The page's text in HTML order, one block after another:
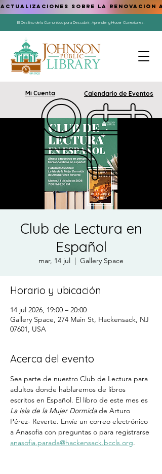
El Destino de la Comunidad para Descubrir, Aprender y Hacer Conexiones.
Mi Cuenta Calendario de Eventos
ACTUALIZACIONES SOBRE LA RENOVACIÓN
Club de Lectura en
Español
mar, 14 jul
  |
Gallery Space
Horario y ubicación
14 jul 2026, 19:00 – 20:00
Gallery Space, 274 Main St, Hackensack, NJ
07601, USA
Acerca del evento
Sea parte de nuestro Club de Lectura para
adultos donde hablaremos de libros
escritos en Español. El libro de este mes es
La Isla de la Mujer Dormida de Arturo
Pérez- Reverte. Envíe un correo electrónico
a Anasofia con preguntas o para registrarse
anasofia.parada@hackensack.bccls.org.